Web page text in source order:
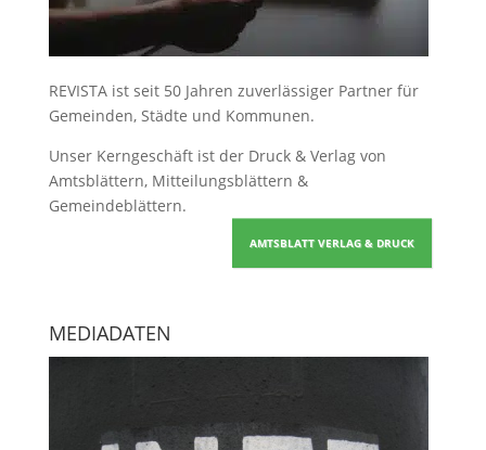
REVISTA ist seit 50 Jahren zuverlässiger Partner für
Gemeinden, Städte und Kommunen.
Unser Kerngeschäft ist der Druck & Verlag von
Amtsblättern, Mitteilungsblättern &
Gemeindeblättern.
AMTSBLATT VERLAG & DRUCK
MEDIADATEN